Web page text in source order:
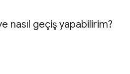
nasıl geçiş yapabilirim?